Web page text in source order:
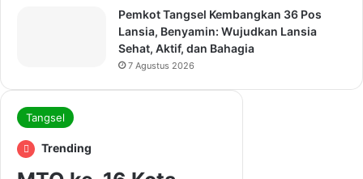
Pemkot Tangsel Kembangkan 36 Pos
Lansia, Benyamin: Wujudkan Lansia
Sehat, Aktif, dan Bahagia
7 Agustus 2026